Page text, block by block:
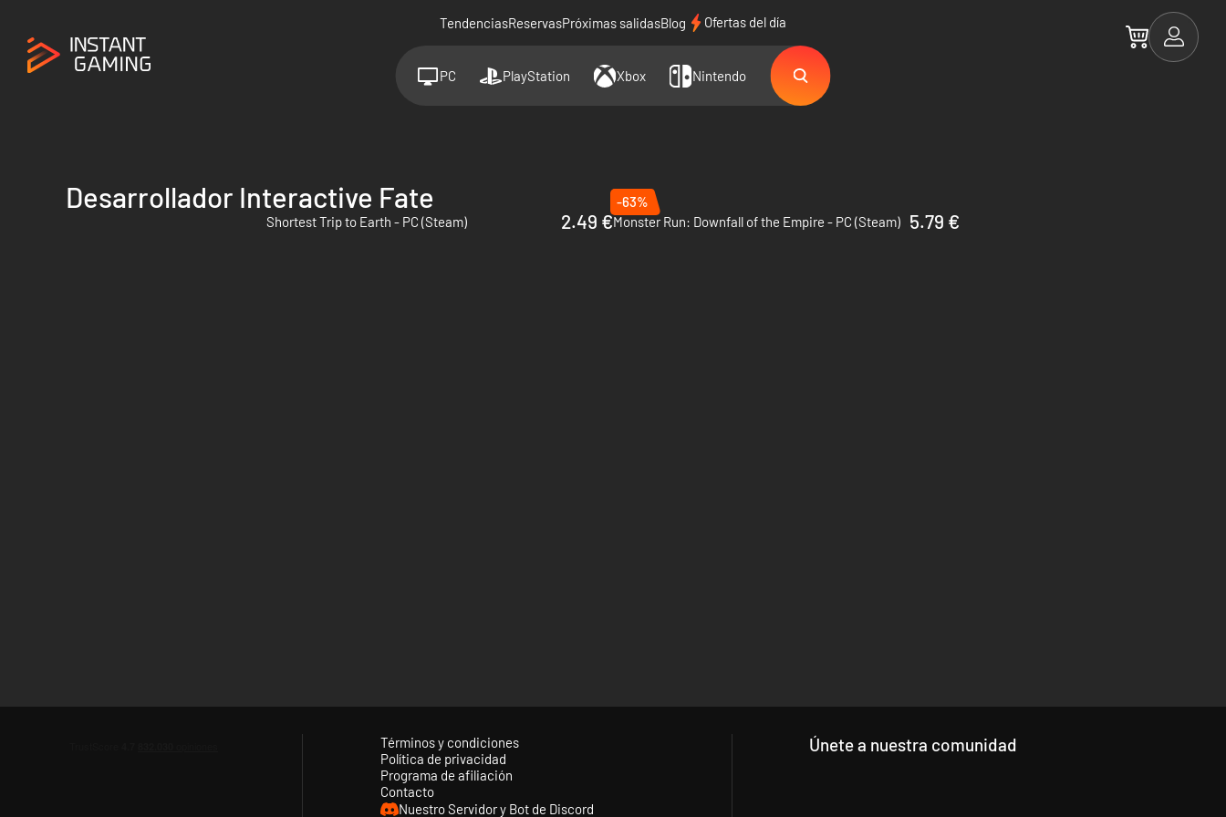
TendenciasReservasPróximas salidasBlog Ofertas del día
PC PlayStation Xbox Nintendo
Desarrollador Interactive Fate
Shortest Trip to Earth - PC (Steam) 2.49 €
-63%
Monster Run: Downfall of the Empire - PC (Steam)
5.79 €
Términos y condiciones
Política de privacidad
Programa de afiliación
Contacto
Nuestro Servidor y Bot de Discord
Únete a nuestra comunidad